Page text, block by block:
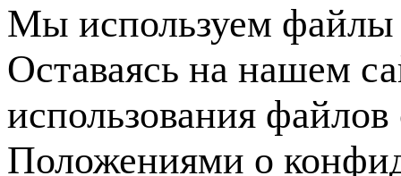
Мы используем файлы
Оставаясь на нашем
использования
Положениями о